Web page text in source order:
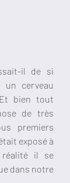
il de si
cerveau
bien tout
de très
premiers
exposé à
réalité il se
dans notre